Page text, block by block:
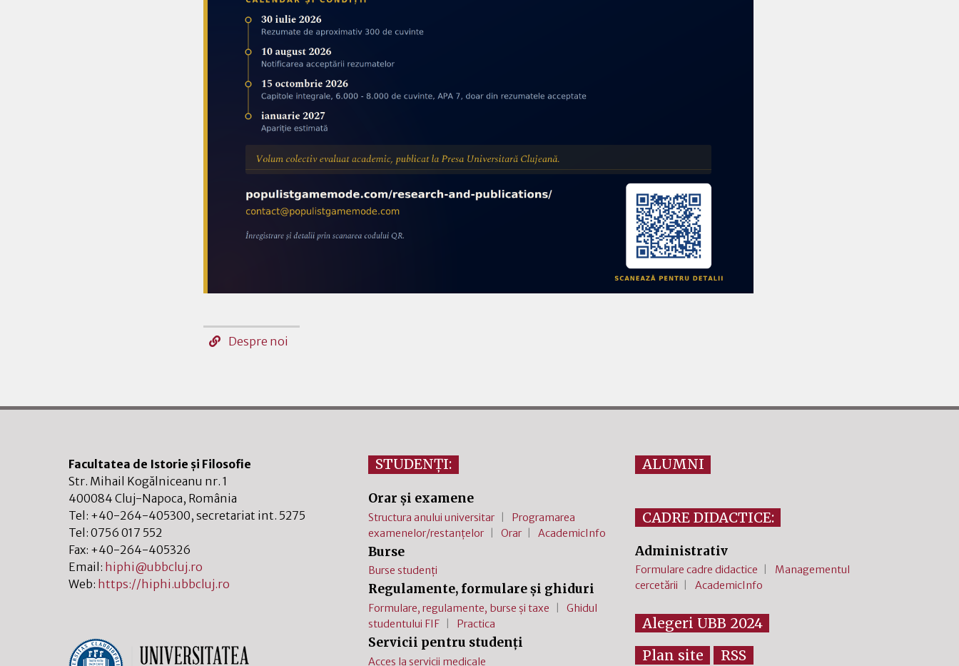
Despre noi
STUDENȚI:
Orar și examene
Structura anului universitar
Programarea
examenelor/restanțelor
Orar AcademicInfo
Burse
Burse studenți
Regulamente, formulare și ghiduri
Formulare, regulamente, burse și taxe
Ghidul
studentului FIF
Practica
Servicii pentru studenți
Acces la servicii medicale
ALUMNI
CADRE DIDACTICE:
Administrativ
Formulare cadre didactice
Managementul
cercetării
AcademicInfo
Alegeri UBB 2024
Plan site
RSS
Facultatea de Istorie și Filosofie
Str. Mihail Kogălniceanu nr. 1
400084 Cluj-Napoca, România
Tel: +40-264-405300, secretariat int. 5275
Tel: 0756 017 552
Fax: +40-264-405326
Email: hiphi@ubbcluj.ro
Web: https://hiphi.ubbcluj.ro